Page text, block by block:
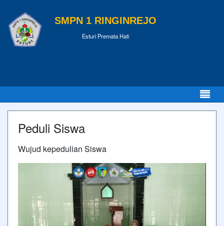
SMPN 1 RINGINREJO
Esturi Premata Hati
Peduli Siswa
Wujud kepedulian Siswa